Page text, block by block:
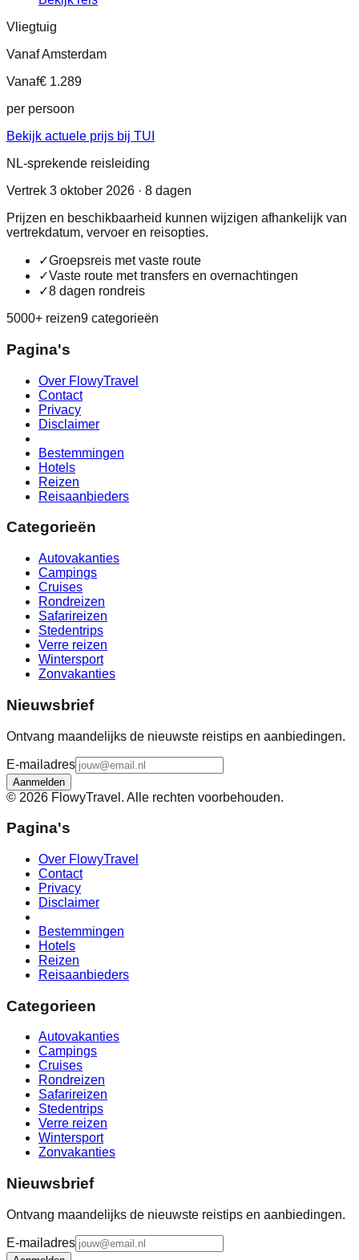
Vliegtuig
Vanaf Amsterdam
Vanaf€ 1.289
per persoon
Bekijk actuele prijs bij TUI
NL-sprekende reisleiding
Vertrek 3 oktober 2026 · 8 dagen
Prijzen en beschikbaarheid kunnen wijzigen afhankelijk van
vertrekdatum, vervoer en reisopties.
✓Groepsreis met vaste route
✓Vaste route met transfers en overnachtingen
✓8 dagen rondreis
5000+ reizen9 categorieën
Pagina's
Over FlowyTravel
Contact
Privacy
Disclaimer
Bestemmingen
Hotels
Reizen
Reisaanbieders
Categorieën
Autovakanties
Campings
Cruises
Rondreizen
Safarireizen
Stedentrips
Verre reizen
Wintersport
Zonvakanties
Nieuwsbrief
Ontvang maandelijks de nieuwste reistips en aanbiedingen.
E-mailadres
Aanmelden
© 2026 FlowyTravel. Alle rechten voorbehouden.
Pagina's
Over FlowyTravel
Contact
Privacy
Disclaimer
Bestemmingen
Hotels
Reizen
Reisaanbieders
Categorieen
Autovakanties
Campings
Cruises
Rondreizen
Safarireizen
Stedentrips
Verre reizen
Wintersport
Zonvakanties
Nieuwsbrief
Ontvang maandelijks de nieuwste reistips en aanbiedingen.
E-mailadres